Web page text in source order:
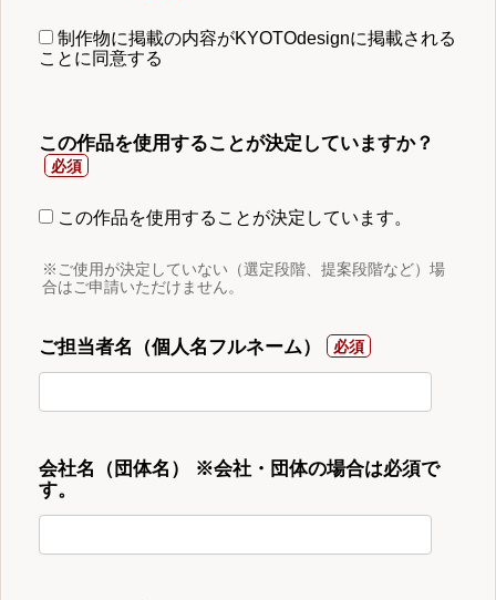
制作物に掲載の内容がKYOTOdesignに掲載される
ことに同意する
この作品を使用することが決定していますか？
この作品を使用することが決定しています。
※ご使用が決定していない（選定段階、提案段階など）場
合はご申請いただけません。
ご担当者名（個人名フルネーム）
会社名（団体名） ※会社・団体の場合は必須で
す。